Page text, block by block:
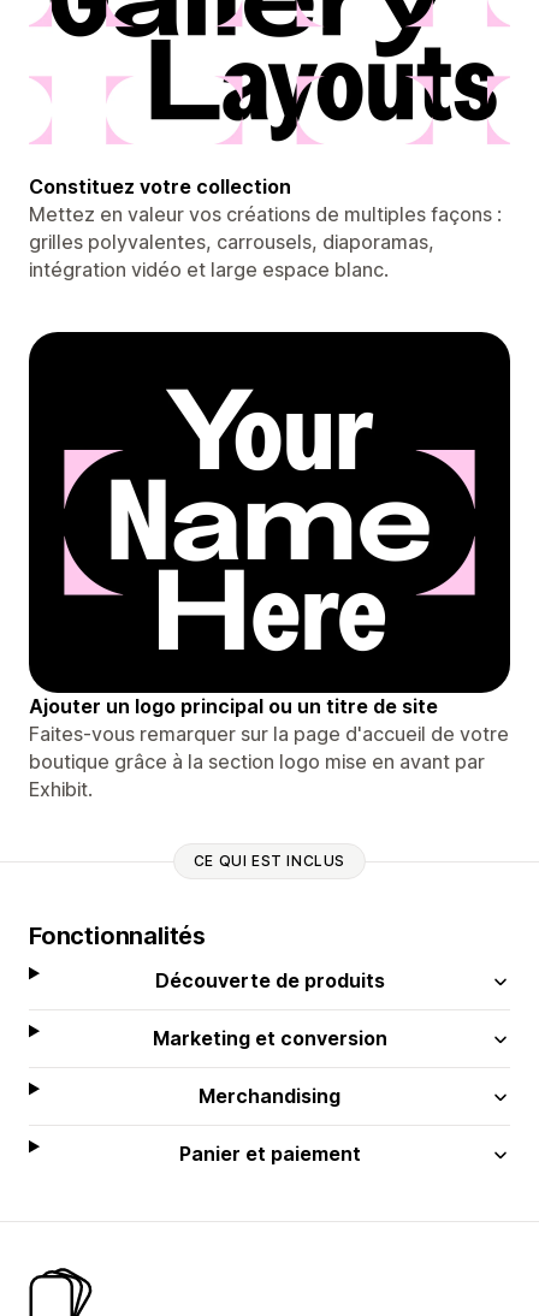
Constituez votre collection
Mettez en valeur vos créations de multiples façons :
grilles polyvalentes, carrousels, diaporamas,
intégration vidéo et large espace blanc.
Ajouter un logo principal ou un titre de site
Faites-vous remarquer sur la page d'accueil de votre
boutique grâce à la section logo mise en avant par
Exhibit.
CE QUI EST INCLUS
Fonctionnalités
Découverte de produits
Marketing et conversion
Merchandising
Panier et paiement